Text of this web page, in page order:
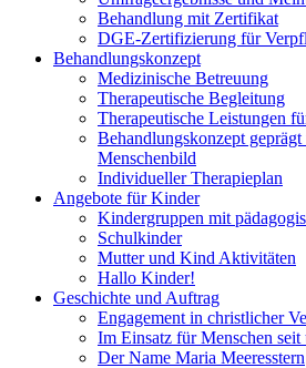
Behandlung mit Zertifikat
DGE-Zertifizierung für
Behandlungskonzept
Medizinische Betreuung
Therapeutische Begleitung
Therapeutische Leistungen
Behandlungskonzept
Menschenbild
Individueller Therapieplan
Angebote für Kinder
Kindergruppen mit
Schulkinder
Mutter und Kind Aktivitäten
Hallo Kinder!
Geschichte und Auftrag
Engagement in christlicher
Im Einsatz für Menschen seit
Der Name Maria Meeresstern